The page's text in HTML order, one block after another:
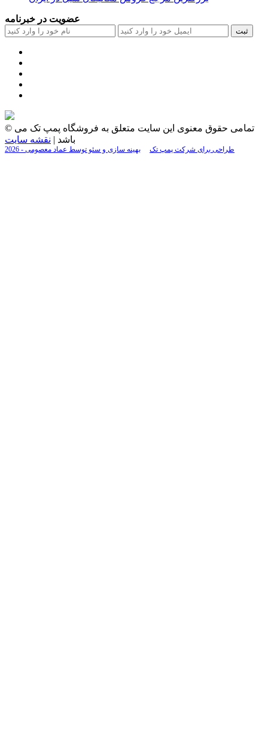
عضویت در خبرنامه
ثبت
© تمامی حقوق معنوی این سایت متعلق به فروشگاه پمپ تک می
باشد | نقشه سایت
2026 - طراحی برای شرکت پمپ تک بهینه سازی و سئو توسط عماد معصومی